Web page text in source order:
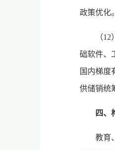
政策优化
（
础软件、
国内梯度
供储销统
四、
教育